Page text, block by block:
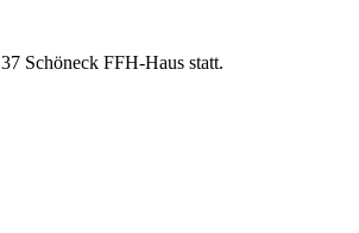
Schöneck FFH-Haus statt.